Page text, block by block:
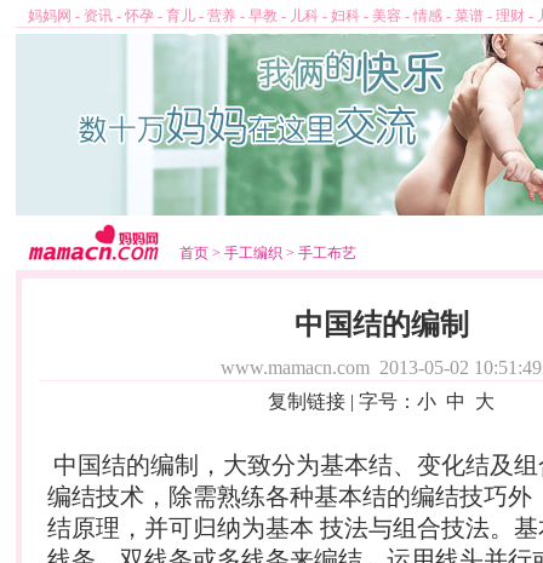
妈妈网 - 资讯 - 怀孕 - 育儿 - 营养 - 早教 - 儿科 - 妇科 - 美容 - 情感 - 菜谱 - 理财 -
首页 > 手工编织 > 手工布艺
中国结的编制
www.mamacn.com 2013-05-02 10:51:49
复制链接 | 字号： 小 中 大
中国结的编制，大致分为基本结、变化结及
编结技术，除需熟练各种基本结的编结技巧外
结原理，并可归纳为基本 技法与组合技法。